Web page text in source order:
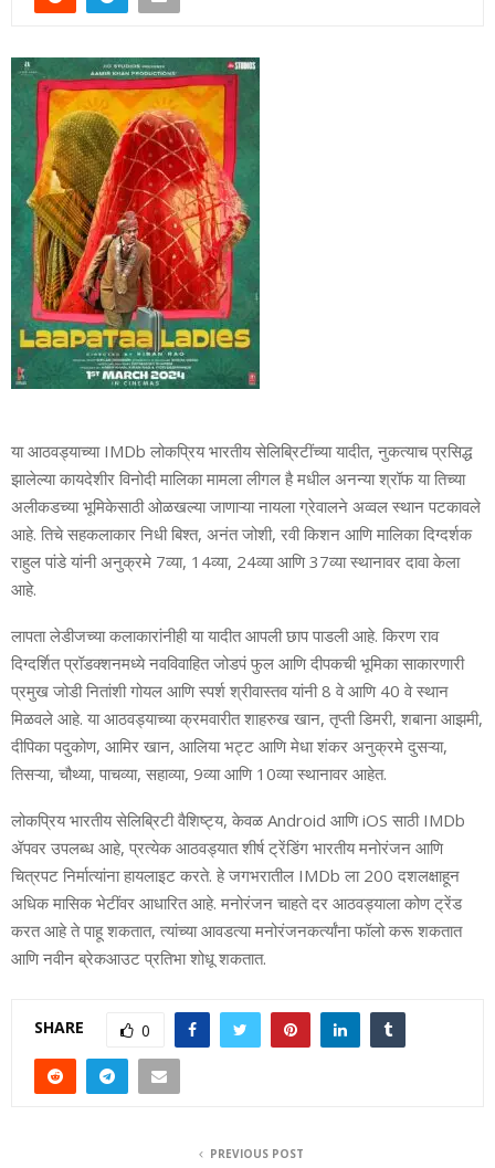
या आठवड्याच्या IMDb लोकप्रिय भारतीय सेलिब्रिटींच्या यादीत, नुकत्याच प्रसिद्ध
झालेल्या कायदेशीर विनोदी मालिका मामला लीगल है मधील अनन्या श्रॉफ या तिच्या
अलीकडच्या भूमिकेसाठी ओळखल्या जाणाऱ्या नायला ग्रेवालने अव्वल स्थान पटकावले
आहे. तिचे सहकलाकार निधी बिश्त, अनंत जोशी, रवी किशन आणि मालिका दिग्दर्शक
राहुल पांडे यांनी अनुक्रमे 7व्या, 14व्या, 24व्या आणि 37व्या स्थानावर दावा केला
आहे.
लापता लेडीजच्या कलाकारांनीही या यादीत आपली छाप पाडली आहे. किरण राव
दिग्दर्शित प्रॉडक्शनमध्ये नवविवाहित जोडपं फुल आणि दीपकची भूमिका साकारणारी
प्रमुख जोडी नितांशी गोयल आणि स्पर्श श्रीवास्तव यांनी 8 वे आणि 40 वे स्थान
मिळवले आहे. या आठवड्याच्या क्रमवारीत शाहरुख खान, तृप्ती डिमरी, शबाना आझमी,
दीपिका पदुकोण, आमिर खान, आलिया भट्ट आणि मेधा शंकर अनुक्रमे दुसऱ्या,
तिसऱ्या, चौथ्या, पाचव्या, सहाव्या, 9व्या आणि 10व्या स्थानावर आहेत.
लोकप्रिय भारतीय सेलिब्रिटी वैशिष्ट्य, केवळ Android आणि iOS साठी IMDb
ॲपवर उपलब्ध आहे, प्रत्येक आठवड्यात शीर्ष ट्रेंडिंग भारतीय मनोरंजन आणि
चित्रपट निर्मात्यांना हायलाइट करते. हे जगभरातील IMDb ला 200 दशलक्षाहून
अधिक मासिक भेटींवर आधारित आहे. मनोरंजन चाहते दर आठवड्याला कोण ट्रेंड
करत आहे ते पाहू शकतात, त्यांच्या आवडत्या मनोरंजनकर्त्यांना फॉलो करू शकतात
आणि नवीन ब्रेकआउट प्रतिभा शोधू शकतात.
SHARE 0
PREVIOUS POST